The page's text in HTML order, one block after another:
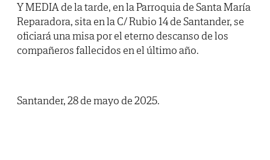
Y MEDIA de la tarde, en la Parroquia de Santa María
Reparadora, sita en la C/ Rubio 14 de Santander, se
oficiará una misa por el eterno descanso de los
compañeros fallecidos en el último año.
Santander, 28 de mayo de 2025.